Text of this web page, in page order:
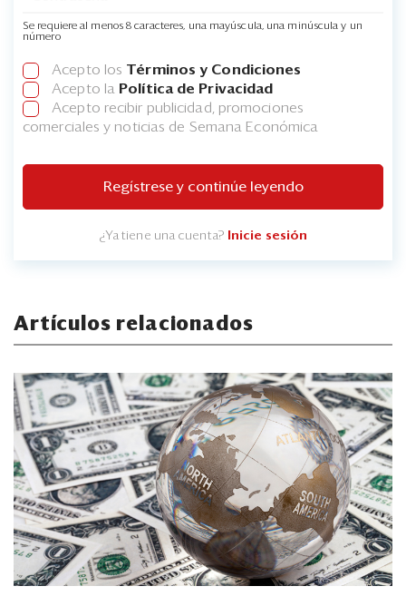
Se requiere al menos 8 caracteres, una mayúscula, una minúscula y un
número
Acepto los Términos y Condiciones
Acepto la Política de Privacidad
Acepto recibir publicidad, promociones
comerciales y noticias de Semana Económica
Regístrese y continúe leyendo
¿Ya tiene una cuenta? Inicie sesión
Artículos relacionados